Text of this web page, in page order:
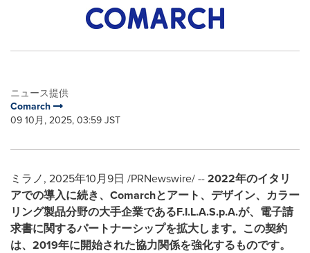
ニュース提供
Comarch
09 10月, 2025, 03:59 JST
ミラノ, 2025年10月9日 /PRNewswire/ --2022年のイタリ
アでの導入に続き、Comarchとアート、デザイン、カラー
リング製品分野の大手企業であるF.I.L.A.S.p.A.が、電子請
求書に関するパートナーシップを拡大します。この契約
は、2019年に開始された協力関係を強化するものです。